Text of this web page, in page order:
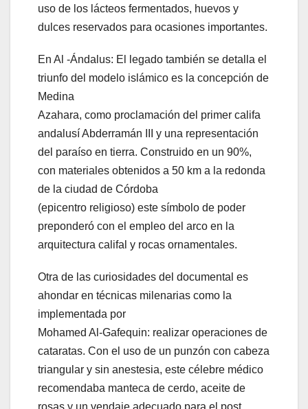
uso de los lácteos fermentados, huevos y
dulces reservados para ocasiones importantes.
En Al -Ándalus: El legado también se detalla el
triunfo del modelo islámico es la concepción de
Medina
Azahara, como proclamación del primer califa
andalusí Abderramán III y una representación
del paraíso en tierra. Construido en un 90%,
con materiales obtenidos a 50 km a la redonda
de la ciudad de Córdoba
(epicentro religioso) este símbolo de poder
preponderó con el empleo del arco en la
arquitectura califal y rocas ornamentales.
Otra de las curiosidades del documental es
ahondar en técnicas milenarias como la
implementada por
Mohamed Al-Gafequin: realizar operaciones de
cataratas. Con el uso de un punzón con cabeza
triangular y sin anestesia, este célebre médico
recomendaba manteca de cerdo, aceite de
rosas y un vendaje adecuado para el post